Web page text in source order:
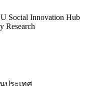
Social Innovation Hub
Research
ประเทศ